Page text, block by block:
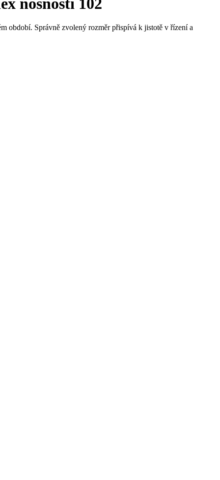
období. Správně zvolený rozměr přispívá k jistotě v řízení a